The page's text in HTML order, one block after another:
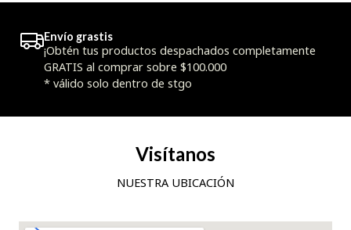
Envío grastis
¡Obtén tus productos despachados completamente
GRATIS al comprar sobre $100.000
* válido solo dentro de stgo
Visítanos
NUESTRA UBICACIÓN